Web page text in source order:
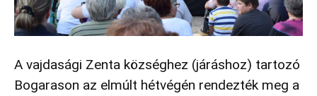
A vajdasági Zenta községhez (járáshoz) tartozó
Bogarason az elmúlt hétvégén rendezték meg a